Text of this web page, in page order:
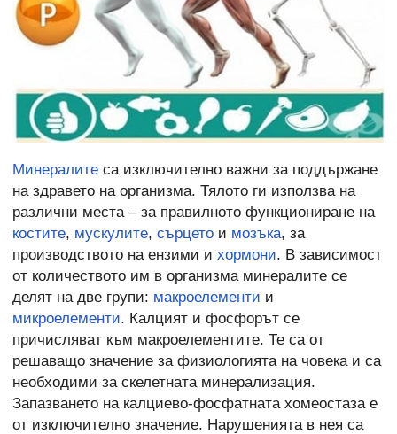
Минералите са изключително важни за поддържане
на здравето на организма. Тялото ги използва на
различни места – за правилното функциониране на
костите, мускулите, сърцето и мозъка, за
производството на ензими и хормони. В зависимост
от количеството им в организма минералите се
делят на две групи: макроелементи и
микроелементи. Калцият и фосфорът се
причисляват към макроелементите. Те са от
решаващо значение за физиологията на човека и са
необходими за скелетната минерализация.
Запазването на калциево-фосфатната хомеостаза е
от изключително значение. Нарушенията в нея са